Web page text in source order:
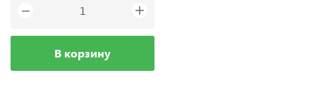
− +
В корзину